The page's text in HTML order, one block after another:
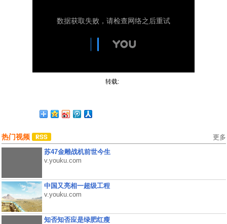
转载:
热门视频 更多
苏47金雕战机前世今生
v.youku.com
中国又亮相一超级工程
v.youku.com
知否知否应是绿肥红瘦